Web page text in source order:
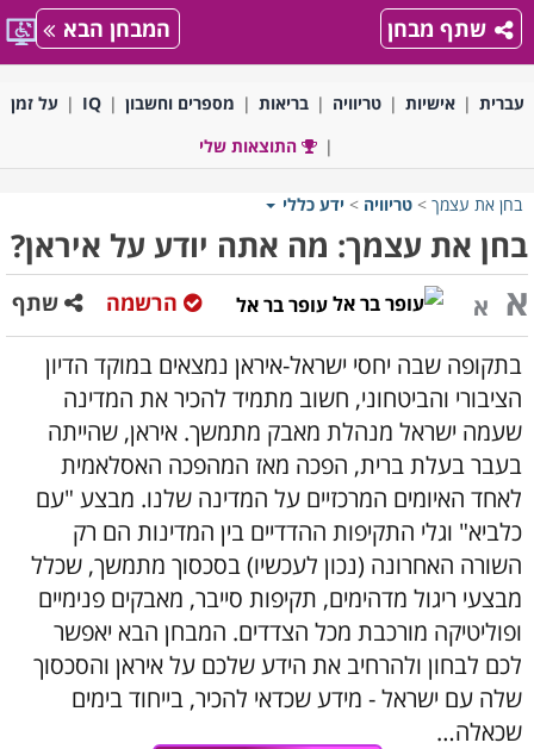
שתף מבחן המבחן הבא
עברית אישיות טריוויה בריאות מספרים וחשבון IQ
על זמן
התוצאות שלי
בחן את עצמך > טריוויה > ידע כללי
בחן את עצמך: מה אתה יודע על איראן?
א א עופר בר אל שתף הרשמה
בתקופה שבה יחסי ישראל-איראן נמצאים במוקד הדיון
הציבורי והביטחוני, חשוב מתמיד להכיר את המדינה
שעמה ישראל מנהלת מאבק מתמשך. איראן, שהייתה
בעבר בעלת ברית, הפכה מאז המהפכה האסלאמית
לאחד האיומים המרכזיים על המדינה שלנו. מבצע "עם
כלביא" וגלי התקיפות ההדדיים בין המדינות הם רק
השורה האחרונה (נכון לעכשיו) בסכסוך מתמשך, שכלל
מבצעי ריגול מדהימים, תקיפות סייבר, מאבקים פנימיים
ופוליטיקה מורכבת מכל הצדדים. המבחן הבא יאפשר
לכם לבחון ולהרחיב את הידע שלכם על איראן והסכסוך
שלה עם ישראל - מידע שכדאי להכיר, בייחוד בימים
שכאלה…